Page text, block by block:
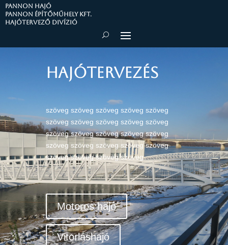
PANNON HAJÓ
Pannon Építőműhely Kft.
Hajótervező divízió
Hajótervezés
szöveg szöveg szöveg szöveg szöveg
szöveg szöveg szöveg szöveg szöveg
szöveg szöveg szöveg szöveg szöveg
szöveg szöveg szöveg szöveg szöveg
szöveg szöveg szöveg szöveg
Motoros hajó
Vitorláshajó